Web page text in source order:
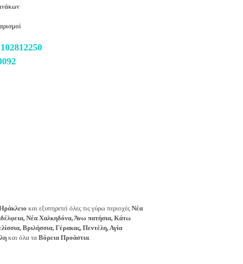
και εξυπηρετεί όλες τις γύρω περιοχές Νέα
Νέα Χαλκηδόνα, Άνω πατήσια, Κάτω
Βριλήσσια, Γέρακας, Πεντέλη, Αγία
και όλα τα Βόρεια Προάστια